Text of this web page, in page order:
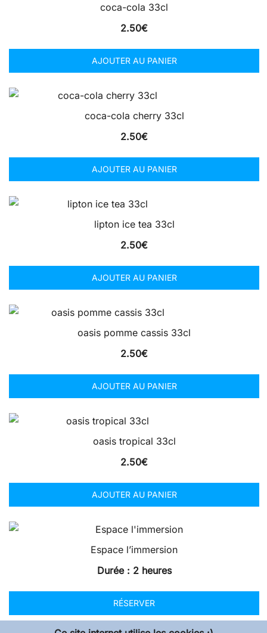
coca-cola 33cl
2.50€
AJOUTER AU PANIER
coca-cola cherry 33cl
2.50€
AJOUTER AU PANIER
lipton ice tea 33cl
2.50€
AJOUTER AU PANIER
oasis pomme cassis 33cl
2.50€
AJOUTER AU PANIER
oasis tropical 33cl
2.50€
AJOUTER AU PANIER
Espace l’immersion
Durée : 2 heures
RÉSERVER